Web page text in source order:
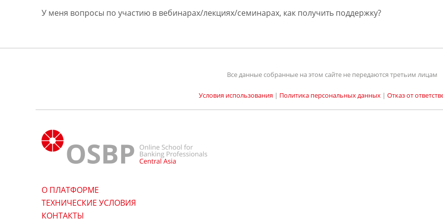
У меня вопросы по участию в вебинарах/лекциях/семинарах, как получить поддержку?
Все данные собранные на этом сайте не передаются третьим лицам
Условия использования| Политика персональных данных| Отказ от
О ПЛАТФОРМЕ
ТЕХНИЧЕСКИЕ УСЛОВИЯ
КОНТАКТЫ